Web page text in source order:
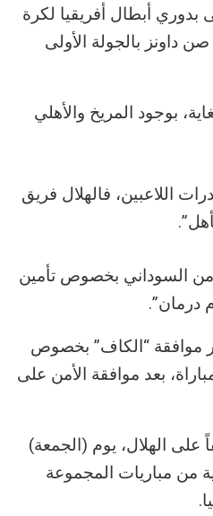
بدوري أبطال أفريقيا لكرة
داونز بالجولة الأولى
بوجود المريخ والأهلي
اللاعبين، فالهلال فريق
السوداني بخصوص تأمين
درمان”.
موافقة “الكاف” بخصوص
بعد موافقة الأمن على
الهلال، يوم (الجمعة)
من مباريات المجموعة